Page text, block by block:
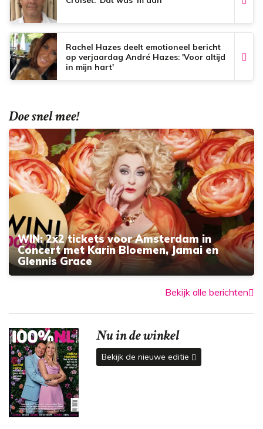
Rachel Hazes deelt emotioneel bericht
op verjaardag André Hazes: 'Voor altijd
in mijn hart'
Doe snel mee!
WIN: 2x2 tickets voor Amsterdam in
Concert met Karin Bloemen, Jamai en
Glennis Grace
Bekijk alle berichten
Nu in de winkel
Bekijk de nieuwe editie